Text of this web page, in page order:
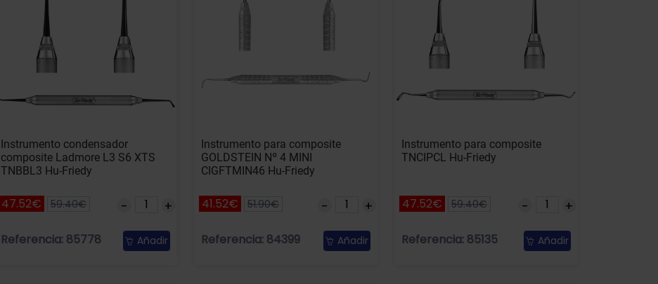
Instrumento condensador
composite Ladmore L3 S6 XTS
TNBBL3 Hu-Friedy
47.52€ 59.40€
Referencia: 85778 Añadir
Instrumento para composite
GOLDSTEIN Nº 4 MINI
CIGFTMIN46 Hu-Friedy
41.52€ 51.90€
Referencia: 84399 Añadir
Instrumento para composite
TNCIPCL Hu-Friedy
47.52€ 59.40€
Referencia: 85135 Añadir